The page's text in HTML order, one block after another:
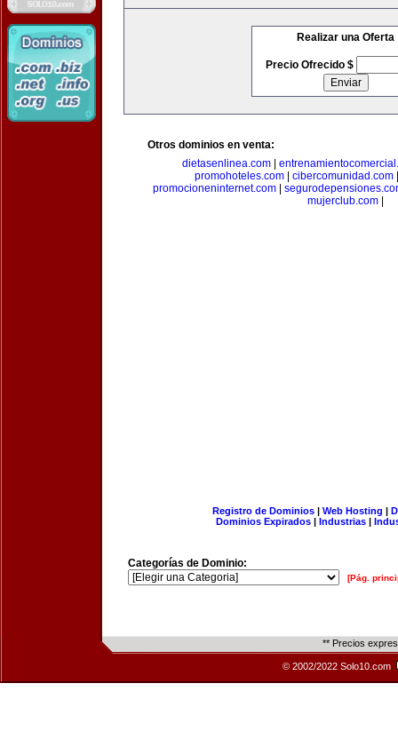
Realizar una Oferta
Precio Ofrecido $
Otros dominios en venta:
dietasenlinea.com|
promohoteles.com
cibercomunidad.com
promocioneninternet.com|
mujerclub.com
Registro de Dominios| Web Hosting |
Dominios Expirados | Industrias |
Categorías de Dominio:
[Pág.
** Precios
© 2002/2022 Solo10.com